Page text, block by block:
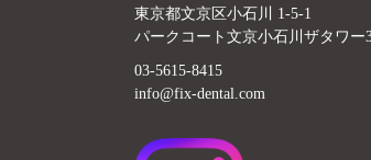
東京都文京区小石川 1-5-1
パークコート文京小石川ザタワー
03-5615-8415
info@fix-dental.com